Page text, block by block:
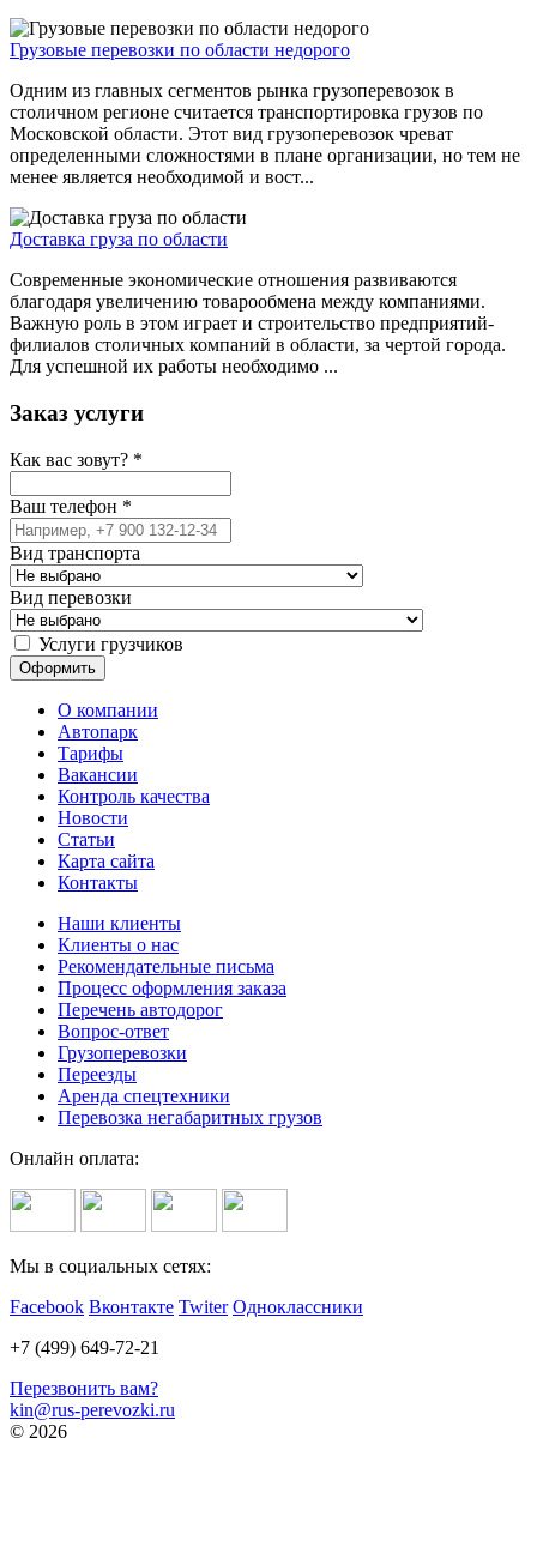
Грузовые перевозки по области недорого
Одним из главных сегментов рынка грузоперевозок в
столичном регионе считается транспортировка грузов по
Московской области. Этот вид грузоперевозок чреват
определенными сложностями в плане организации, но тем не
менее является необходимой и вост...
Доставка груза по области
Современные экономические отношения развиваются
благодаря увеличению товарообмена между компаниями.
Важную роль в этом играет и строительство предприятий-
филиалов столичных компаний в области, за чертой города.
Для успешной их работы необходимо ...
Заказ услуги
Как вас зовут? *
Ваш телефон *
Вид транспорта
Вид перевозки
Услуги грузчиков
О компании
Автопарк
Тарифы
Вакансии
Контроль качества
Новости
Статьи
Карта сайта
Контакты
Наши клиенты
Клиенты о нас
Рекомендательные письма
Процесс оформления заказа
Перечень автодорог
Вопрос-ответ
Грузоперевозки
Переезды
Аренда спецтехники
Перевозка негабаритных грузов
Онлайн оплата:
Мы в социальных сетях:
Facebook Вконтакте Twiter Одноклассники
+7 (499) 649-72-21
Перезвонить вам?
kin@rus-perevozki.ru
© 2026